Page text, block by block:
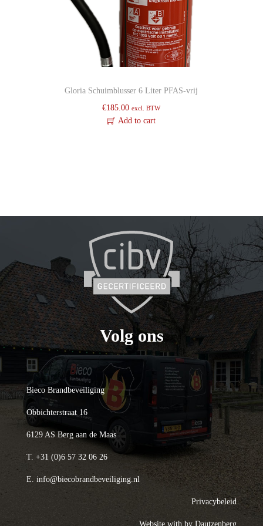
i
e
d
Gloria Schuimblusser 6 Liter PFAS-vrij
€185.00 excl. BTW
Add to cart
Volg ons
Bieco Brandbeveiliging
Obbichterstraat 16
6129 AS Berg aan de Maas
T. +31 (0)6 57 32 06 26
E. info@biecobrandbeveiliging.nl
Privacybeleid
Website withby Dautzenberg